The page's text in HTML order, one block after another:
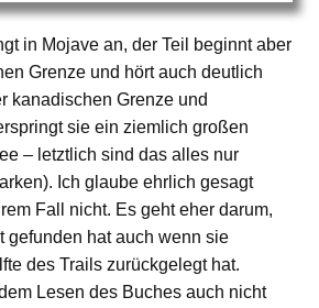
in Mojave an, der Teil beginnt aber
Grenze und hört auch deutlich
kanadischen Grenze und
sie ein ziemlich großen
– letztlich sind das alles nur
Ich glaube ehrlich gesagt
Fall nicht. Es geht eher darum,
gefunden hat auch wenn sie
des Trails zurückgelegt hat.
Lesen des Buches auch nicht